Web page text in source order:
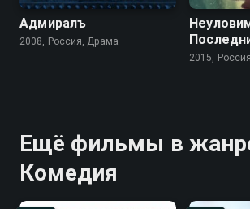
Адмиралъ
2008, Россия, Драма
2015,
Ещё фильмы в
Комедия